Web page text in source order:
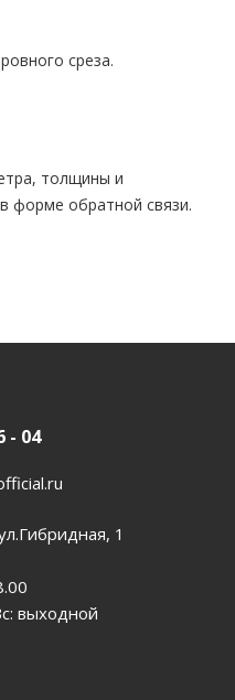
среза.
толщины и
форме обратной связи.
- 04
1
выходной